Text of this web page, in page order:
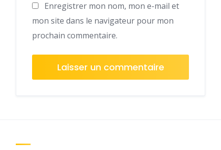
Enregistrer mon nom, mon e-mail et
mon site dans le navigateur pour mon
prochain commentaire.